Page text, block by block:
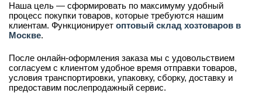
Наша цель — сформировать по максимуму удобный
процесс покупки товаров, которые требуются нашим
клиентам. Функционирует оптовый склад хозтоваров в
Москве.
После онлайн-оформления заказа мы с удовольствием
согласуем с клиентом удобное время отправки товаров,
условия транспортировки, упаковку, сборку, доставку и
предоставим послепродажный сервис.